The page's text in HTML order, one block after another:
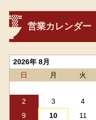
営業カレンダー
2026年 8月
日
月 火
2
3 4
9
10 11